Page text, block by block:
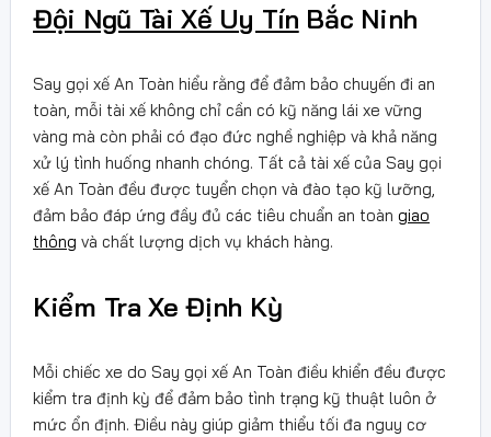
Đội Ngũ Tài Xế Uy Tín Bắc Ninh
Say gọi xế An Toàn hiểu rằng để đảm bảo chuyến đi an
toàn, mỗi tài xế không chỉ cần có kỹ năng lái xe vững
vàng mà còn phải có đạo đức nghề nghiệp và khả năng
xử lý tình huống nhanh chóng. Tất cả tài xế của Say gọi
xế An Toàn đều được tuyển chọn và đào tạo kỹ lưỡng,
đảm bảo đáp ứng đầy đủ các tiêu chuẩn an toàn giao
thông và chất lượng dịch vụ khách hàng.
Kiểm Tra Xe Định Kỳ
Mỗi chiếc xe do Say gọi xế An Toàn điều khiển đều được
kiểm tra định kỳ để đảm bảo tình trạng kỹ thuật luôn ở
mức ổn định. Điều này giúp giảm thiểu tối đa nguy cơ